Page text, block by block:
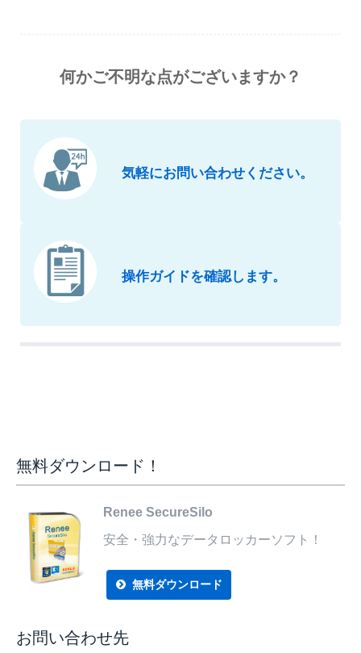
何かご不明な点がございますか？
気軽にお問い合わせください。
操作ガイドを確認します。
無料ダウンロード！
Renee SecureSilo
安全・強力なデータロッカーソフト！
無料ダウンロード
お問い合わせ先